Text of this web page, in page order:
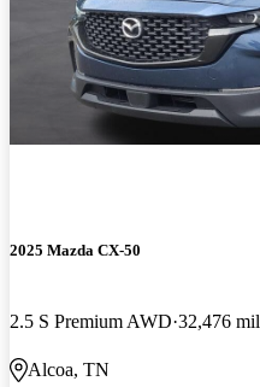
2025 Mazda CX-50
2.5 S Premium AWD 32,476
Alcoa, TN